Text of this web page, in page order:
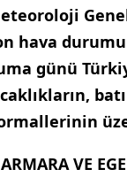
hava
günü
VE